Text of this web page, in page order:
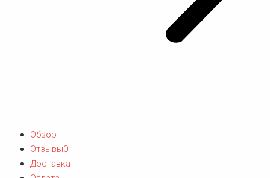
Обзор
Отзывы0
Доставка